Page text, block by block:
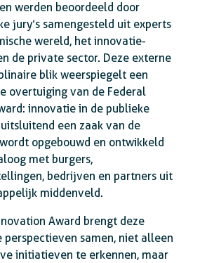
werden beoordeeld door
jury’s samengesteld uit experts
wereld, het innovatie-
de private sector. Deze externe
blik weerspiegelt een
overtuiging van de Federal
innovatie in de publieke
een zaak van de
opgebouwd en ontwikkeld
met burgers,
bedrijven en partners uit
middenveld.
Award brengt deze
perspectieven samen, niet alleen
initiatieven te erkennen, maar